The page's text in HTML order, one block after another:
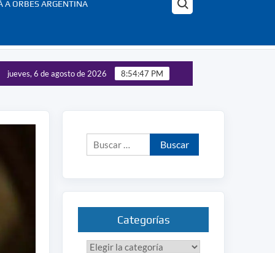
A ORBES ARGENTINA
jueves, 6 de agosto de 2026 8:54:49 PM
Buscar:
Categorías
Categorías